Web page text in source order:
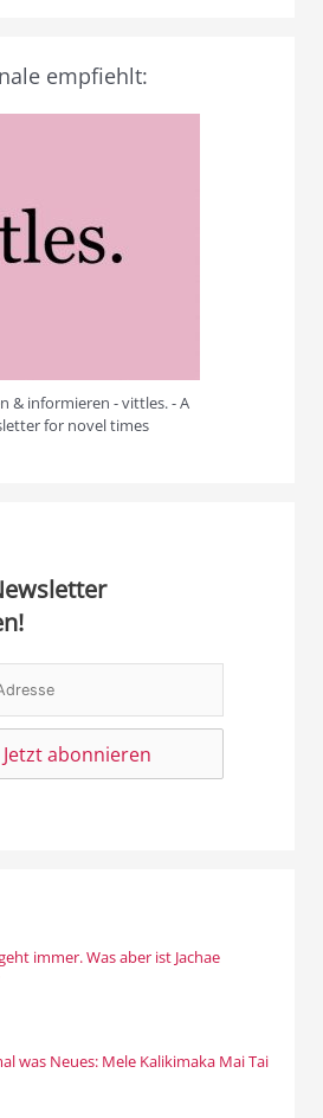
empfiehlt:
& informieren - vittles. - A
for novel times
Jetzt abonnieren
immer. Was aber ist Jachae
was Neues: Mele Kalikimaka Mai Tai